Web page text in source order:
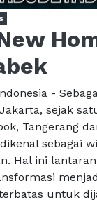
-
sejak
Tangerang
sebagai
Hal ini
untuk